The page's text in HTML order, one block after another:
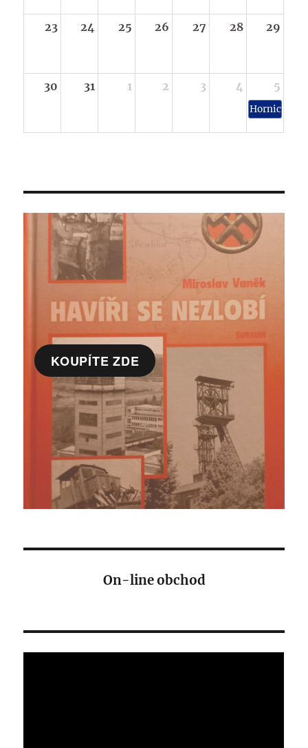
23 24 25 26 27 28 29
30 31 1 2 3 4 5
Hornické
KOUPÍTE ZDE
On-line obchod